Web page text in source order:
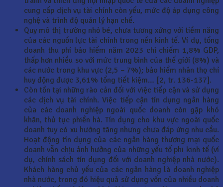
cung cấp dịch vụ tài chính còn yếu, mức độ áp dụng công
nghệ và trình độ quản lý hạn chế.
Quy mô thị trường nhỏ bé, chưa tương xứng với tiềm năng
của các nguồn lực tài chính trong nền kinh tế. Ví dụ, tổng
doanh thu phí bảo hiểm năm 2023 chỉ chiếm 1,8% GDP,
thấp hơn nhiều so với mức trung bình của thế giới (8%) và
các nước trong khu vực (2,5 – 7%); bảo hiểm nhân thọ chỉ
huy động được 3,61% tổng tiết kiệm… [2, tr. 136-137].
Còn tồn tại những rào cản đối với việc tiếp cận và sử dụng
các dịch vụ tài chính. Việc tiếp cận tín dụng ngân hàng
của các doanh nghiệp ngoài quốc doanh còn gặp khó
khăn, thủ tục phiền hà. Tín dụng cho khu vực ngoài quốc
doanh tuy có xu hướng tăng nhưng chưa đáp ứng nhu cầu.
Hoạt động tín dụng của các ngân hàng thương mại quốc
doanh vẫn chịu ảnh hưởng của những yếu tố phi kinh tế (ví
dụ, chính sách tín dụng đối với doanh nghiệp nhà nước).
Khách hàng chủ yếu của các ngân hàng là doanh nghiệp
nhà nước, trong đó hiệu quả sử dụng vốn của nhiều doanh